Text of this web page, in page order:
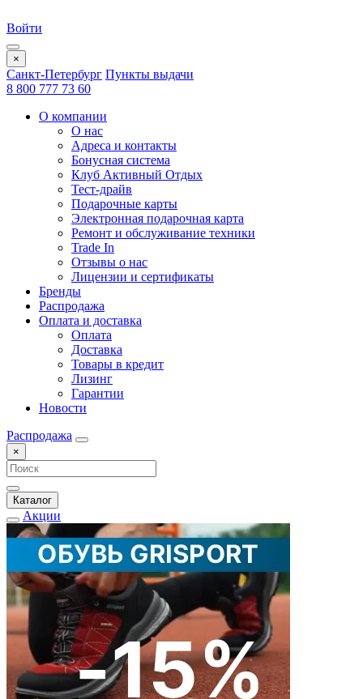
Войти
×
Санкт-Петербург Пункты выдачи
8 800 777 73 60
О компании
О нас
Адреса и контакты
Бонусная система
Клуб Активный Отдых
Тест-драйв
Подарочные карты
Электронная подарочная карта
Ремонт и обслуживание техники
Trade In
Отзывы о нас
Лицензии и сертификаты
Бренды
Распродажа
Оплата и доставка
Оплата
Доставка
Товары в кредит
Лизинг
Гарантии
Новости
Распродажа
×
Каталог
Акции